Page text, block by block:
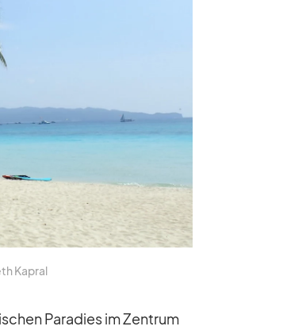
Ka­pral
Pa­ra­dies im Zen­trum